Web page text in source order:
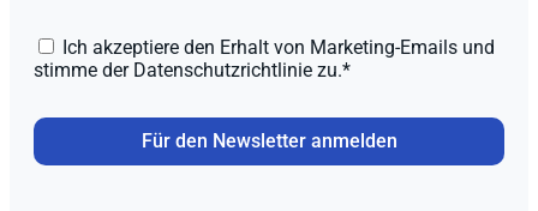
Ich akzeptiere den Erhalt von Marketing-Emails und
stimme der Datenschutzrichtlinie zu.*
Für den Newsletter anmelden